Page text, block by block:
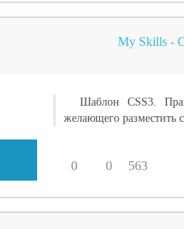
My Skills -
Шаблон CSS3.
желающего разместить
0 0 563